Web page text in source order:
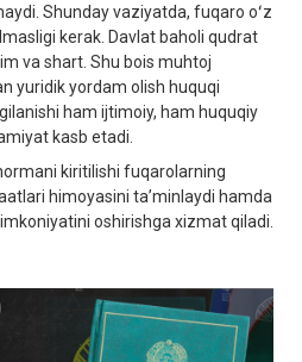
Shunday vaziyatda, fuqaro oʻz
kerak. Davlat baholi qudrat
va shart. Shu bois muhtoj
yuridik yordam olish huquqi
ham ijtimoiy, ham huquqiy
kasb etadi.
kiritilishi fuqarolarning
himoyasini taʼminlaydi hamda
oshirishga xizmat qiladi.